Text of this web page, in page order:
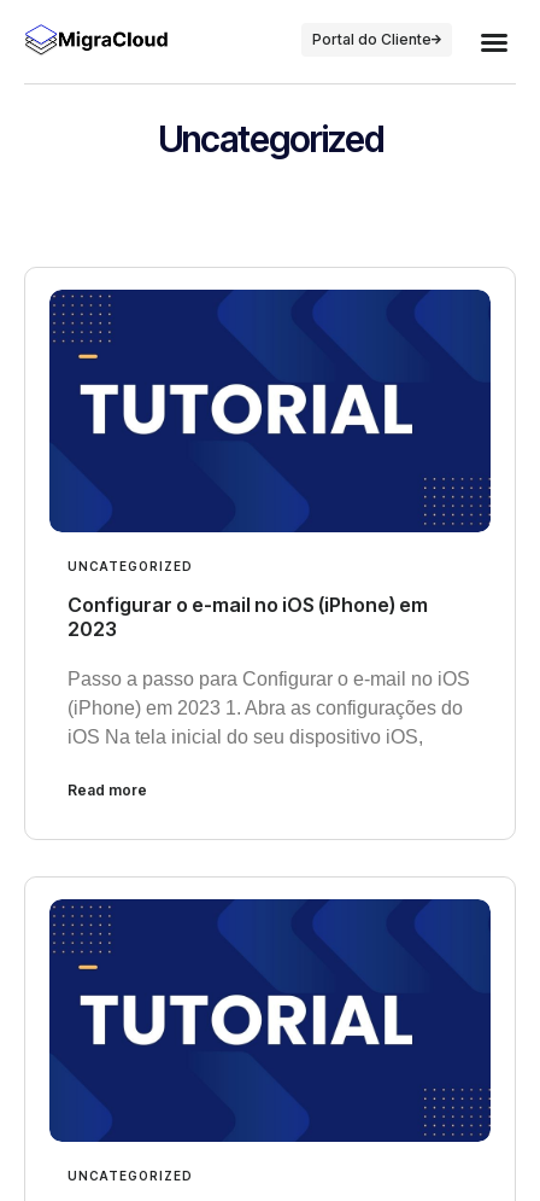
Portal do Cliente
Uncategorized
UNCATEGORIZED
Configurar o e-mail no iOS (iPhone) em
2023
Passo a passo para Configurar o e-mail no iOS
(iPhone) em 2023 1. Abra as configurações do
iOS Na tela inicial do seu dispositivo iOS,
Read more
UNCATEGORIZED